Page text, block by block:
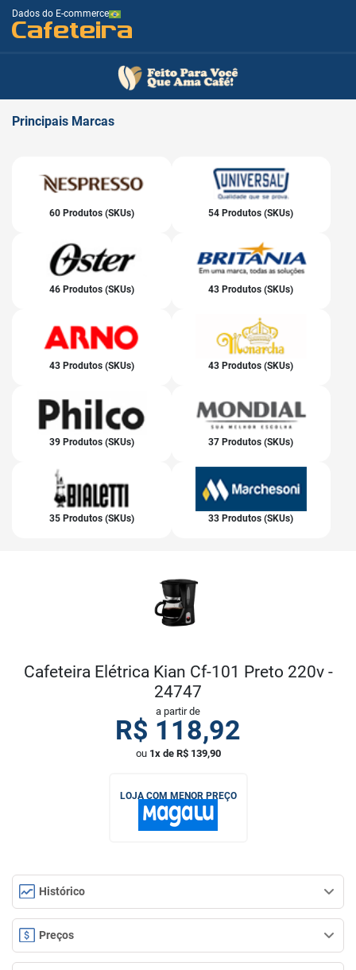
Dados do E-commerce
Cafeteira
Principais Marcas
60 Produtos (SKUs) 54 Produtos (SKUs)
46 Produtos (SKUs) 43 Produtos (SKUs)
43 Produtos (SKUs) 43 Produtos (SKUs)
39 Produtos (SKUs) 37 Produtos (SKUs)
35 Produtos (SKUs) 33 Produtos (SKUs)
Cafeteira Elétrica Kian Cf-101 Preto 220v -
24747
a partir de
R$ 118,92
ou 1x de R$ 139,90
LOJA COM MENOR PREÇO
Histórico
Preços